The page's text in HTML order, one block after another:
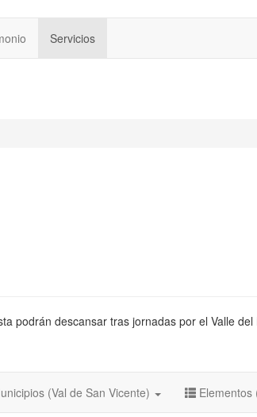
Servicios
podrán descansar tras jornadas por el Valle
(Val de San Vicente) Elementos